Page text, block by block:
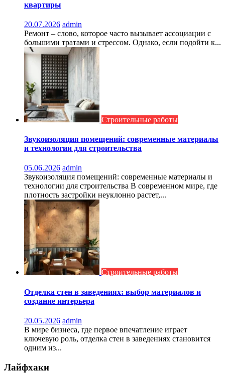
квартиры
20.07.2026 admin
Ремонт – слово, которое часто вызывает ассоциации с
большими тратами и стрессом. Однако, если подойти к...
Строительные работы
Звукоизоляция помещений: современные материалы
и технологии для строительства
05.06.2026 admin
Звукоизоляция помещений: современные материалы и
технологии для строительства В современном мире, где
плотность застройки неуклонно растет,...
Строительные работы
Отделка стен в заведениях: выбор материалов и
создание интерьера
20.05.2026 admin
В мире бизнеса, где первое впечатление играет
ключевую роль, отделка стен в заведениях становится
одним из...
Лайфхаки